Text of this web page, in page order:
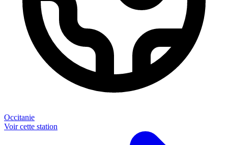
Occitanie
Voir cette station